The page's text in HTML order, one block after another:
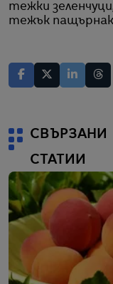
тежки
тежък
СВЪРЗАНИ
СТАТИИ